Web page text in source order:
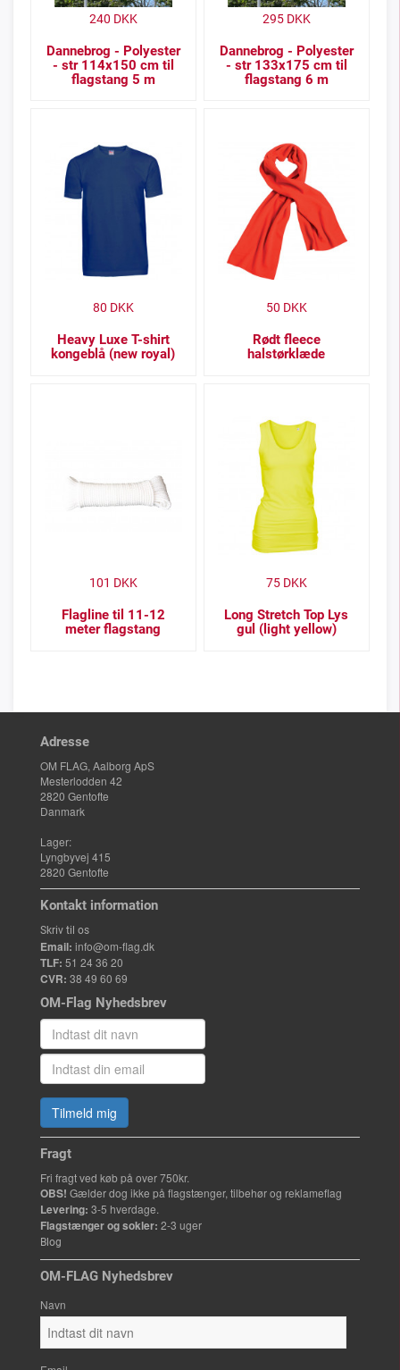
Dannebrog - Polyester
- str 114x150 cm til
flagstang 5 m
240 DKK
Dannebrog - Polyester
- str 133x175 cm til
flagstang 6 m
295DKK
Heavy Luxe T-shirt
kongeblå (new royal)
80 DKK
Rødt fleece
halstørklæde
50 DKK
Flagline til 11-12
meter flagstang
101 DKK
Long Stretch Top Lys
gul (light yellow)
75DKK
Adresse
OM FLAG, Aalborg ApS
Mesterlodden 42
2820 Gentofte
Danmark
Lager:
Lyngbyvej 415
2820 Gentofte
Kontakt information
Skriv til os
Email: info@om-flag.dk
TLF: 51 24 36 20
CVR: 38 49 60 69
OM-Flag Nyhedsbrev
Tilmeld mig
Fragt
Fri fragt ved køb på over 750kr.
OBS! Gælder dog ikke på flagstænger, tilbehør og reklameflag
Levering: 3-5 hverdage.
Flagstænger og sokler: 2-3 uger
Blog
OM-FLAG Nyhedsbrev
Navn